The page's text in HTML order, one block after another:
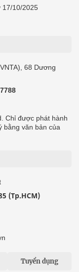
17/10/2025
68 Dương
Chỉ được phát hành
bằng văn bản của
(Tp.HCM)
Tuyển dụng